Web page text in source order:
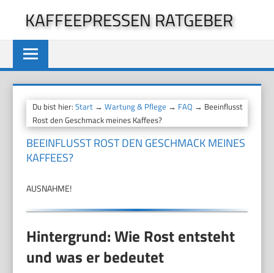
springen
KAFFEEPRESSEN RATGEBER
Du bist hier:Start →Wartung & Pflege → FAQ → Beeinflusst
Rost den Geschmack meines Kaffees?
BEEINFLUSST ROST DEN GESCHMACK MEINES
KAFFEES?
AUSNAHME!
Hintergrund: Wie Rost entsteht
und was er bedeutet